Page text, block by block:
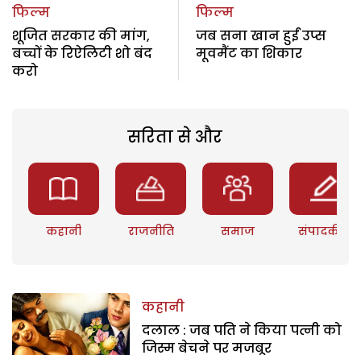
फिल्म
शूजित सरकार की मांग,
बच्चों के रिऐलिटी शो बंद
करो
फिल्म
जब सना खान हुईं उप्स
मूवमैंट का शिकार
सरिता से और
कहानी राजनीति समाज संपादकीय
कहानी
दलाल : जब पति ने किया पत्नी को
जिस्म बेचने पर मजबूर